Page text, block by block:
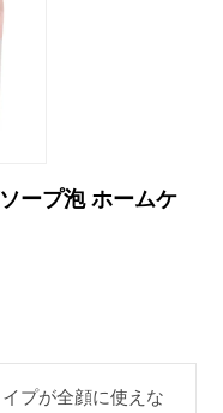
ープ泡 ホームケ
プが全顔に使えな